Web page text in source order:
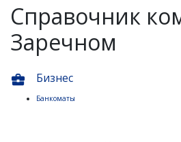
Справочник
Заречном
business_center Бизнес
Банкоматы